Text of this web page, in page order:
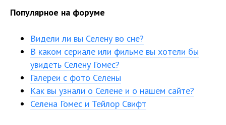
Популярное на форуме
Видели ли вы Селену во сне?
В каком сериале или фильме вы хотели бы
увидеть Селену Гомес?
Галереи с фото Селены
Как вы узнали о Селене и о нашем сайте?
Селена Гомес и Тейлор Свифт